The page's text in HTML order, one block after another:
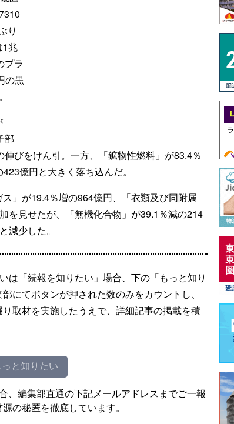
り
1兆
プラ
の黒
部
びをけん引。一方、「鉱物性燃料」が83.4％
億円と大きく落ち込んだ。
」が19.4％増の964億円、「衣類及び同附属
を見せたが、「無機化合物」が39.1％減の214
減少した。
は「続報を知りたい」場合、下の「もっと知り
にてボタンが押された数のみをカウントし、
取材を実施したうえで、詳細記事の掲載を積
っと知りたい
、編集部直通の下記メールアドレスまでご一報
の秘匿を徹底しています。